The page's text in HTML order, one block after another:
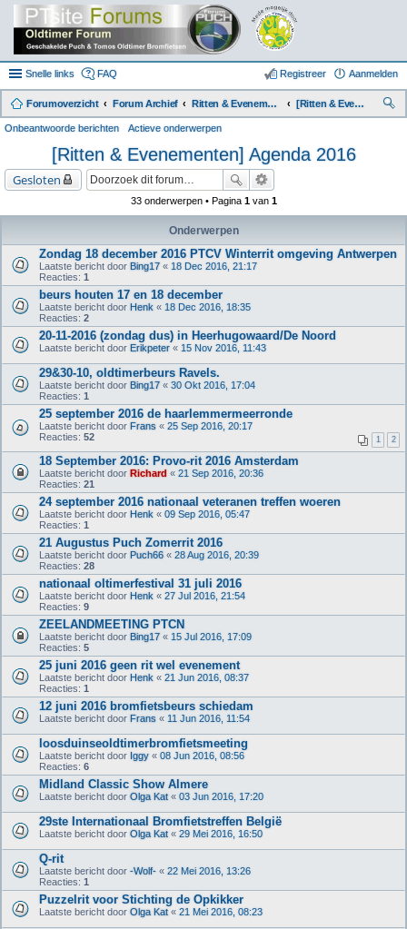
Snelle links FAQ Aanmelden
Registreer
Forumoverzicht Forum Archief Ritten & Evenementen (Archief)
[Ritten & Evenementen] Agenda 2016
Onbeantwoorde berichten Actieve onderwerpen
[Ritten & Evenementen] Agenda 2016
Gesloten
33 onderwerpen • Pagina 1van 1
Onderwerpen
Zondag 18 december 2016 PTCV Winterrit omgeving Antwerpen
Laatste bericht door Bing17 « 18 Dec 2016, 21:17
Reacties: 1
beurs houten 17 en 18 december
Laatste bericht door Henk « 18 Dec 2016, 18:35
Reacties: 2
20-11-2016 (zondag dus) in Heerhugowaard/De Noord
Laatste bericht door Erikpeter « 15 Nov 2016, 11:43
29&30-10, oldtimerbeurs Ravels.
Laatste bericht door Bing17 « 30 Okt 2016, 17:04
Reacties: 1
25 september 2016 de haarlemmermeerronde
Laatste bericht door Frans « 25 Sep 2016, 20:17
Reacties: 52 1 2
18 September 2016: Provo-rit 2016 Amsterdam
Laatste bericht door Richard « 21 Sep 2016, 20:36
Reacties: 21
24 september 2016 nationaal veteranen treffen woeren
Laatste bericht door Henk « 09 Sep 2016, 05:47
Reacties: 1
21 Augustus Puch Zomerrit 2016
Laatste bericht door Puch66 « 28 Aug 2016, 20:39
Reacties: 28
nationaal oltimerfestival 31 juli 2016
Laatste bericht door Henk « 27 Jul 2016, 21:54
Reacties: 9
ZEELANDMEETING PTCN
Laatste bericht door Bing17 « 15 Jul 2016, 17:09
Reacties: 5
25 juni 2016 geen rit wel evenement
Laatste bericht door Henk « 21 Jun 2016, 08:37
Reacties: 1
12 juni 2016 bromfietsbeurs schiedam
Laatste bericht door Frans « 11 Jun 2016, 11:54
loosduinseoldtimerbromfietsmeeting
Laatste bericht door Iggy « 08 Jun 2016, 08:56
Reacties: 6
Midland Classic Show Almere
Laatste bericht door Olga Kat « 03 Jun 2016, 17:20
29ste Internationaal Bromfietstreffen België
Laatste bericht door Olga Kat « 29 Mei 2016, 16:50
Q-rit
Laatste bericht door -Wolf- « 22 Mei 2016, 13:26
Reacties: 1
Puzzelrit voor Stichting de Opkikker
Laatste bericht door Olga Kat « 21 Mei 2016, 08:23